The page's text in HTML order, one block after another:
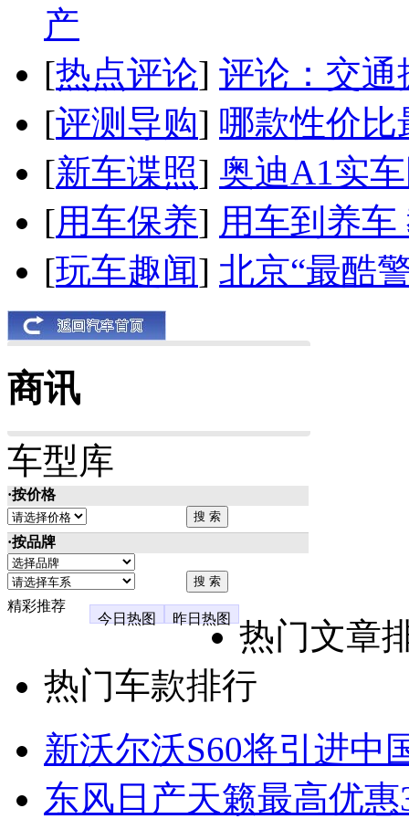
产
[热点评论] 评论：交通
[评测导购] 哪款性价比
[新车谍照] 奥迪A1实
[用车保养] 用车到养
[玩车趣闻] 北京“最酷
商讯
车型库
·按价格
·按品牌
精彩推荐
今日热图
昨日热图
热门文章
热门车款排行
新沃尔沃S60将引进中
东风日产天籁最高优